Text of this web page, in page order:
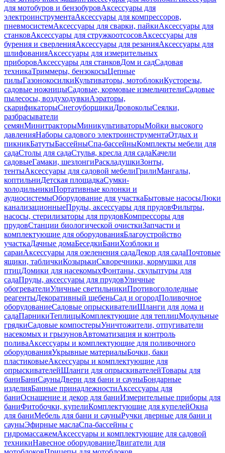
для мотобуров и бензобуровАксессуары для
электроинструментаАксессуары для компрессоров,
пневмосистемАксессуары для сварки, пайкиАксессуары для
станковАксессуары для стружкоотсосовАксессуары для
бурения и сверленияАксессуары для резанияАксессуары для
шлифованияАксессуары для измерительных
приборовАксессуары для станковДом и садСадовая
техникаТриммеры, бензокосыЦепные
пилыГазонокосилкиКультиваторы, мотоблокиКусторезы,
садовые ножницыСадовые, кормовые измельчителиСадовые
пылесосы, воздуходувкиАэраторы,
скарификаторыСнегоуборщикиДровоколыСеялки,
разбрасыватели
семянМинитракторыМиникультиваторыМойки высокого
давленияНаборы садового электроинструментаОтдых и
пикникБатутыБассейныСпа-бассейныКомплекты мебели для
садаСтолы для садаСтулья, кресла для садаКачели
садовыеГамаки, шезлонгиРаскладушкиЗонты,
тентыАксессуары для садовой мебелиГрилиМангалы,
коптильниДетская площадкаСумки-
холодильникиПортативные колонки и
аудиосистемыОборудование для участкаБытовые насосыЛюки
канализационныеПруды, аксессуары для прудовФильтры,
насосы, стерилизаторы для прудовКомпрессоры для
прудовСтанции биологической очисткиЗапчасти и
комплектующие для оборудованияБлагоустройство
участкаДачные домаБеседкиБаниХозблоки и
сараиАксессуары для озеленения садаДекор для садаПочтовые
ящики, табличкиКозырькиСкворечники, кормушки для
птицДомики для насекомыхФонтаны, скульптуры для
садаПруды, аксессуары для прудовУличные
обогревателиУличные светильникиПротивогололедные
реагентыДекоративный щебеньСад и огородПоливочное
оборудованиеСадовые опрыскивателиШланги для дома и
садаПарникиТеплицыКомплектующие для теплицМодульные
грядкиСадовые компостерыУничтожители, отпугиватели
насекомых и грызуновАвтоматизация и контроль
поливаАксессуары и комплектующие для поливочного
оборудованияУкрывные материалыБочки, баки
пластиковыеАксессуары и комплектующие для
опрыскивателейШланги для опрыскивателейТовары для
баниБаниСауныДвери для бани и сауныБондарные
изделияБанные принадлежностиАксессуары для
баниОснащение и декор для баниИзмерительные приборы для
баниФитобочки, купелиКомплектующие для купелейОкна
для баниМебель для бани и сауныРучки дверные для бани и
сауныЭфирные маслаСпа-бассейны с
гидромассажемАксессуары и комплектующие для садовой
техникиНавесное оборудованиеДвигатели для